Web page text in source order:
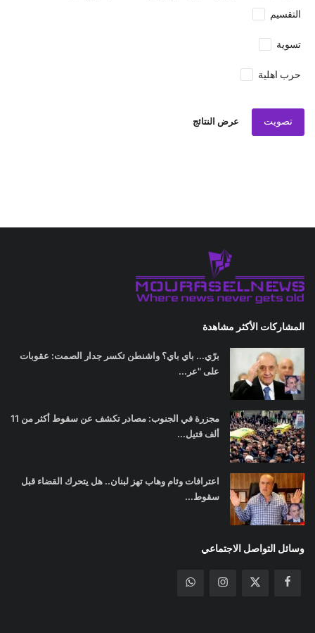
التقسيم
تسوية
حرب اهلية
تصويت عرض النتائج
المشاركات الأكثر مشاهدة
برّي... باي باي؟ واشنطن تكسر جدار الصمت: عقوبات
على "عر...
مجزرة في الجنوب: مصادر تكشف عن سقوط أكثر من 11
ألف قتيل...
اعترافات وئام وهاب تهز لبنان.. هل يتحرك القضاء قبل
سقوط...
وسائل التواصل الاجتماعي